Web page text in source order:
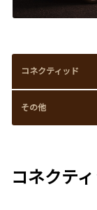
コネクティッド
その他
コネクテ